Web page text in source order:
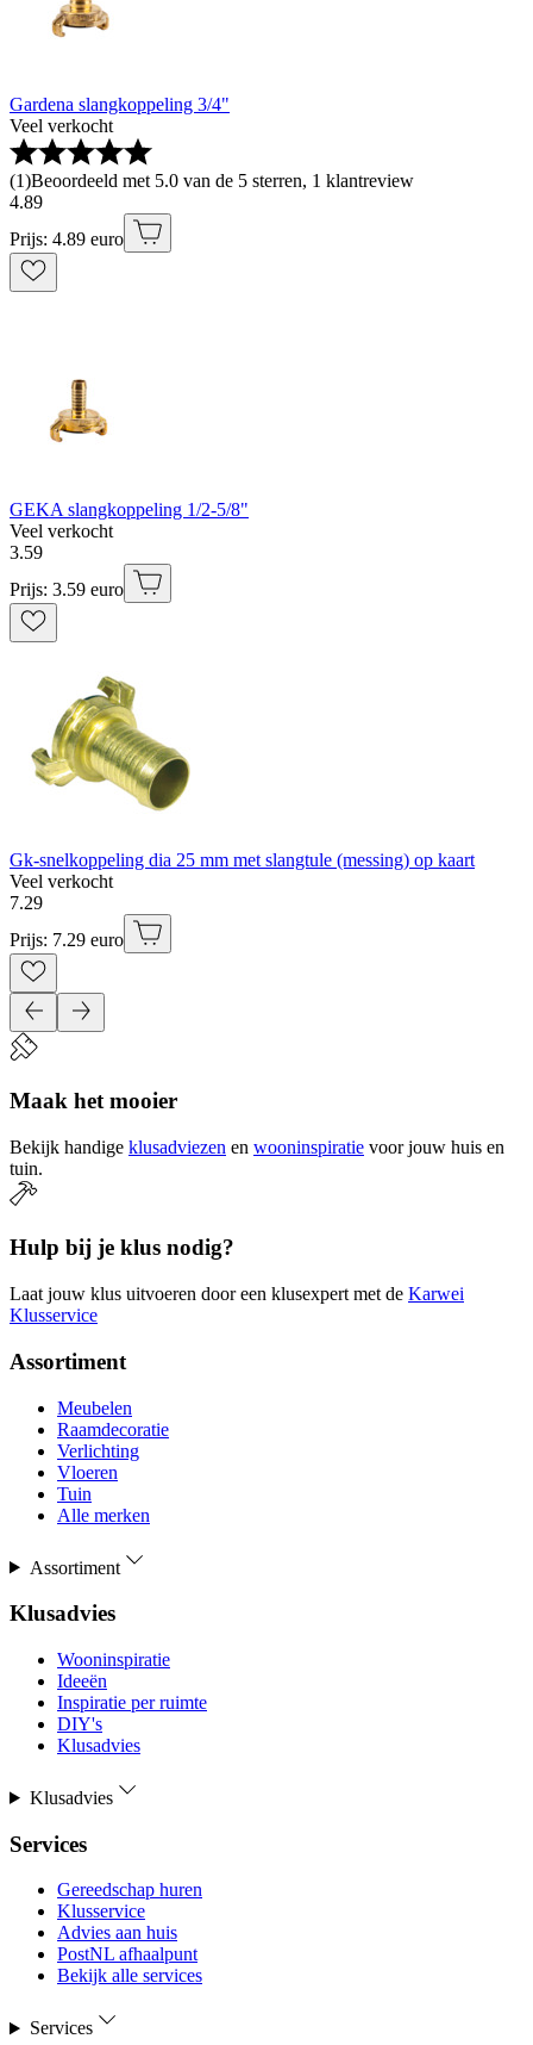
Gardena slangkoppeling 3/4"
Veel verkocht
(1)Beoordeeld met 5.0 van de 5 sterren, 1 klantreview
4.89
Prijs: 4.89 euro
GEKA slangkoppeling 1/2-5/8"
Veel verkocht
3.59
Prijs: 3.59 euro
Gk-snelkoppeling dia 25 mm met slangtule (messing) op kaart
Veel verkocht
7.29
Prijs: 7.29 euro
Maak het mooier
Bekijk handige klusadviezen en wooninspiratie voor jouw huis en
tuin.
Hulp bij je klus nodig?
Laat jouw klus uitvoeren door een klusexpert met de Karwei
Klusservice
Assortiment
Meubelen
Raamdecoratie
Verlichting
Vloeren
Tuin
Alle merken
Assortiment
Klusadvies
Wooninspiratie
Ideeën
Inspiratie per ruimte
DIY's
Klusadvies
Klusadvies
Services
Gereedschap huren
Klusservice
Advies aan huis
PostNL afhaalpunt
Bekijk alle services
Services